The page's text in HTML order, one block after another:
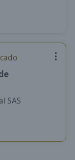
SAS